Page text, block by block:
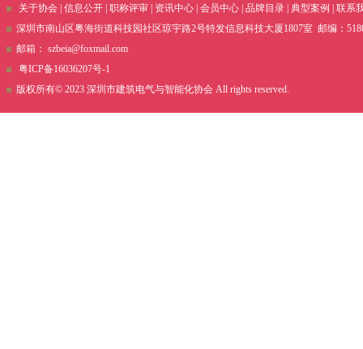
关于协会 | 信息公开 | 职称评审 | 资讯中心 | 会员中心 | 品牌目录 | 典型案例 | 联系
深圳市南山区粤海街道科技园社区琼宇路2号特发信息科技大厦1807室 邮编：
邮箱： szbeia@foxmail.com
粤ICP备16036207号-1
版权所有© 2023 深圳市建筑电气与智能化协会 All rights reserved.